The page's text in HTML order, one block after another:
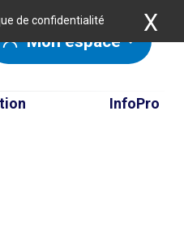
de confidentialité X
Mon espace
InfoPro